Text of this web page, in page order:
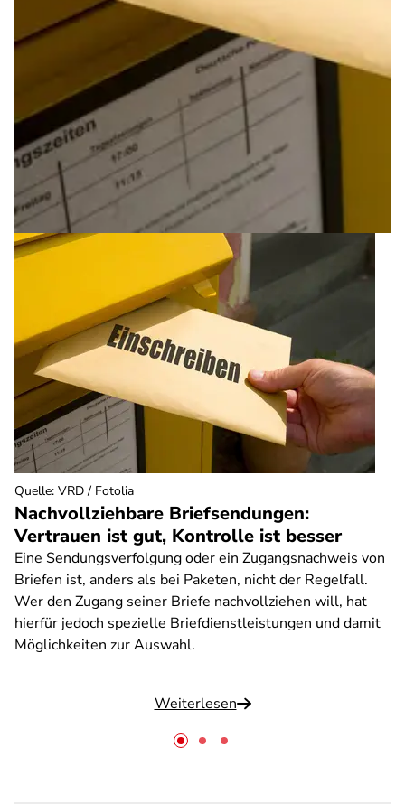
Nachvollziehbare Briefsendungen:
Vertrauen ist gut, Kontrolle ist besser
Eine Sendungsverfolgung oder ein Zugangsnachweis von
Briefen ist, anders als bei Paketen, nicht der Regelfall.
Wer den Zugang seiner Briefe nachvollziehen will, hat
hierfür jedoch spezielle Briefdienstleistungen und damit
Möglichkeiten zur Auswahl.
Weiterlesen
Quelle: VRD / Fotolia